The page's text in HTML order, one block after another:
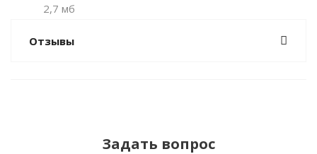
2,7 мб
Отзывы
Задать вопрос